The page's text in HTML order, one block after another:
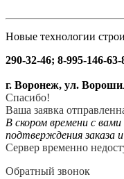
Новые технологии
290-32-46; 8-995-146-
г. Воронеж, ул.
Спасибо!
Ваша заявка
В скором времени с
подтверждения заказа и
Сервер временно
Обратный звонок